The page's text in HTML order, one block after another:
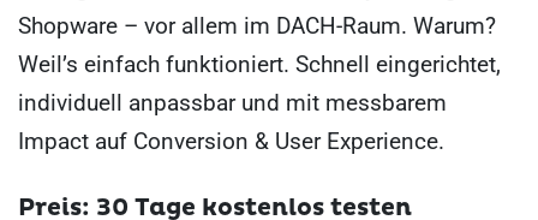
Shopware – vor allem im DACH-Raum. Warum?
Weil’s einfach funktioniert. Schnell eingerichtet,
individuell anpassbar und mit messbarem
Impact auf Conversion & User Experience.
Preis: 30 Tage kostenlos testen